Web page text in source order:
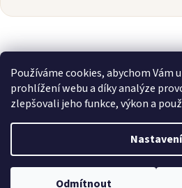
Používáme cookies, abychom Vám
prohlížení webu a díky analýze
zlepšovali jeho funkce, výkon a
Nastavení
Odmítnout
💎 Staňte se členkou našeho VIP klubu!
Vytvořil
Copyright 2026zavodnice.cz.